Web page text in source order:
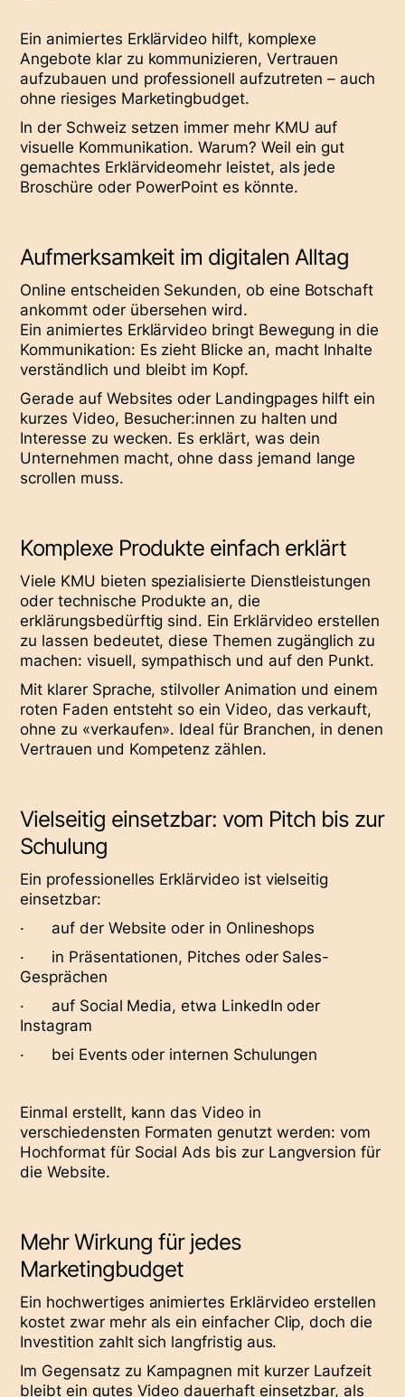
Ein animiertes Erklärvideo hilft, komplexe
Angebote klar zu kommunizieren, Vertrauen
aufzubauen und professionell aufzutreten – auch
ohne riesiges Marketingbudget.
In der Schweiz setzen immer mehr KMU auf
visuelle Kommunikation. Warum? Weil ein gut
gemachtes Erklärvideomehr leistet, als jede
Broschüre oder PowerPoint es könnte.
Aufmerksamkeit im digitalen Alltag
Online entscheiden Sekunden, ob eine Botschaft
ankommt oder übersehen wird.
Ein animiertes Erklärvideo bringt Bewegung in die
Kommunikation: Es zieht Blicke an, macht Inhalte
verständlich und bleibt im Kopf.
Gerade auf Websites oder Landingpages hilft ein
kurzes Video, Besucher:innen zu halten und
Interesse zu wecken. Es erklärt, was dein
Unternehmen macht, ohne dass jemand lange
scrollen muss.
Komplexe Produkte einfach erklärt
Viele KMU bieten spezialisierte Dienstleistungen
oder technische Produkte an, die
erklärungsbedürftig sind. Ein Erklärvideo erstellen
zu lassen bedeutet, diese Themen zugänglich zu
machen: visuell, sympathisch und auf den Punkt.
Mit klarer Sprache, stilvoller Animation und einem
roten Faden entsteht so ein Video, das verkauft,
ohne zu «verkaufen». Ideal für Branchen, in denen
Vertrauen und Kompetenz zählen.
Vielseitig einsetzbar: vom Pitch bis zur
Schulung
Ein professionelles Erklärvideo ist vielseitig
einsetzbar:
· auf der Website oder in Onlineshops
· in Präsentationen, Pitches oder Sales-
Gesprächen
· auf Social Media, etwa LinkedIn oder
Instagram
· bei Events oder internen Schulungen
Einmal erstellt, kann das Video in
verschiedensten Formaten genutzt werden: vom
Hochformat für Social Ads bis zur Langversion für
die Website.
Mehr Wirkung für jedes
Marketingbudget
Ein hochwertiges animiertes Erklärvideo erstellen
kostet zwar mehr als ein einfacher Clip, doch die
Investition zahlt sich langfristig aus.
Im Gegensatz zu Kampagnen mit kurzer Laufzeit
bleibt ein gutes Video dauerhaft einsetzbar, als